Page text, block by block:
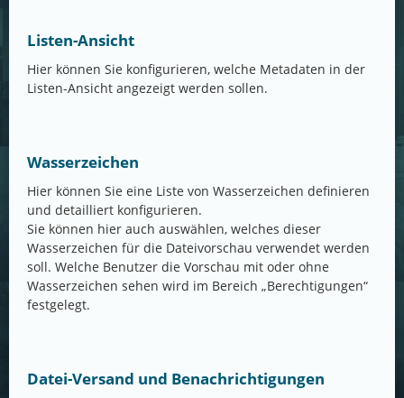
Listen-Ansicht
Hier können Sie konfigurieren, welche Metadaten in der
Listen-Ansicht angezeigt werden sollen.
Wasserzeichen
Hier können Sie eine Liste von Wasserzeichen definieren
und detailliert konfigurieren.
Sie können hier auch auswählen, welches dieser
Wasserzeichen für die Dateivorschau verwendet werden
soll. Welche Benutzer die Vorschau mit oder ohne
Wasserzeichen sehen wird im Bereich „Berechtigungen“
festgelegt.
Datei-Versand und Benachrichtigungen